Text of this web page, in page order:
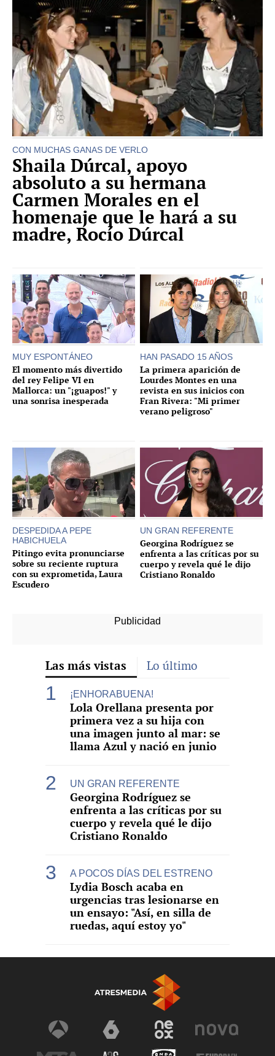
CON MUCHAS GANAS DE VERLO
Shaila Dúrcal, apoyo
absoluto a su hermana
Carmen Morales en el
homenaje que le hará a su
madre, Rocío Dúrcal
MUY ESPONTÁNEO
El momento más divertido
del rey Felipe VI en
Mallorca: un "¡guapos!" y
una sonrisa inesperada
HAN PASADO 15 AÑOS
La primera aparición de
Lourdes Montes en una
revista en sus inicios con
Fran Rivera: "Mi primer
verano peligroso"
DESPEDIDA A PEPE
HABICHUELA
Pitingo evita pronunciarse
sobre su reciente ruptura
con su exprometida, Laura
Escudero
UN GRAN REFERENTE
Georgina Rodríguez se
enfrenta a las críticas por su
cuerpo y revela qué le dijo
Cristiano Ronaldo
Las más vistas Lo último
¡ENHORABUENA!
Lola Orellana presenta por
primera vez a su hija con
una imagen junto al mar: se
llama Azul y nació en junio
UN GRAN REFERENTE
Georgina Rodríguez se
enfrenta a las críticas por su
cuerpo y revela qué le dijo
Cristiano Ronaldo
A POCOS DÍAS DEL ESTRENO
Lydia Bosch acaba en
urgencias tras lesionarse en
un ensayo: "Así, en silla de
ruedas, aquí estoy yo"